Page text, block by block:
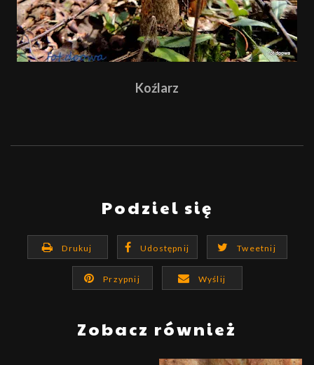
Koźlarz
Podziel się
Drukuj Udostępnij Tweetnij
Przypnij Wyślij
Zobacz również